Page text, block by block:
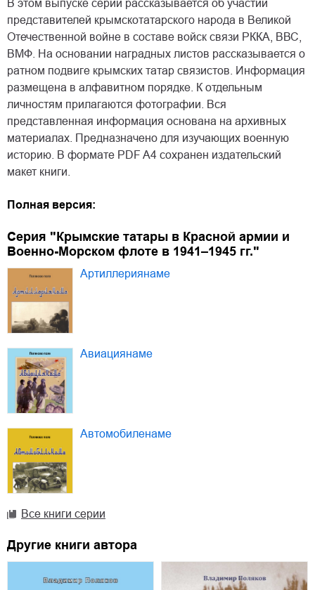
В этом выпуске серии рассказывается об участии
представителей крымскотатарского народа в Великой
Отечественной войне в составе войск связи РККА, ВВС,
ВМФ. На основании наградных листов рассказывается о
ратном подвиге крымских татар связистов. Информация
размещена в алфавитном порядке. К отдельным
личностям прилагаются фотографии. Вся
представленная информация основана на архивных
материалах. Предназначено для изучающих военную
историю. В формате PDF A4 сохранен издательский
макет книги.
Полная версия:
Серия "Крымские татары в Красной армии и
Военно-Морском флоте в 1941–1945 гг."
Артиллериянаме
Авиациянаме
Автомобиленаме
Все книги серии
Другие книги автора